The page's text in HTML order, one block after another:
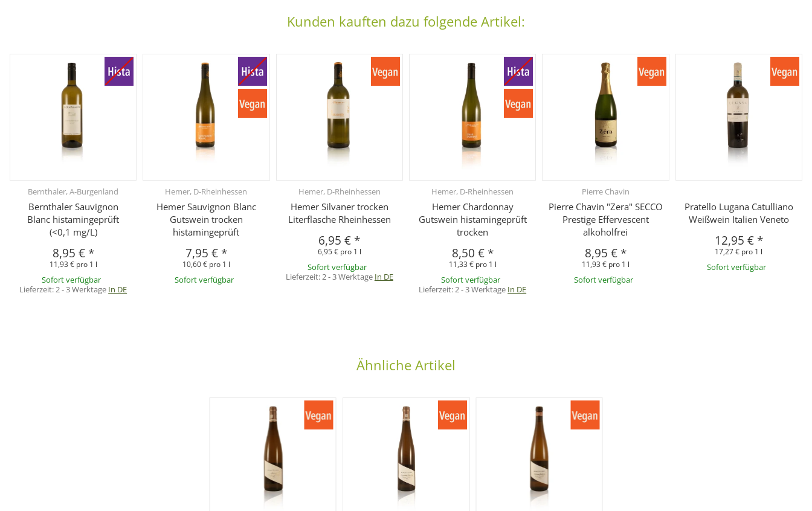
Kunden kauften dazu folgende Artikel:
Bernthaler, A-Burgenland
Bernthaler Sauvignon
Blanc histamingeprüft
(<0,1 mg/L)
8,95 € *
11,93 € pro 1 l
Sofort verfügbar
Lieferzeit:2 - 3 Werktage In DE
Hemer, D-Rheinhessen
Hemer Sauvignon Blanc
Gutswein trocken
histamingeprüft
7,95 € *
10,60 € pro 1 l
Sofort verfügbar
Hemer, D-Rheinhessen
Hemer Silvaner trocken
Literflasche Rheinhessen
6,95 € *
6,95 € pro 1 l
Sofort verfügbar
Lieferzeit:2 - 3 Werktage In DE
Hemer, D-Rheinhessen
Hemer Chardonnay
Gutswein histamingeprüft
trocken
8,50 € *
11,33 € pro 1 l
Sofort verfügbar
Lieferzeit:2 - 3 Werktage In DE
Pierre Chavin
Pierre Chavin "Zera" SECCO
Prestige Effervescent
alkoholfrei
8,95 € *
11,93 € pro 1 l
Sofort verfügbar
Pratello Lugana Catulliano
Weißwein Italien Veneto
12,95 € *
17,27 € pro 1 l
Sofort verfügbar
Ähnliche Artikel